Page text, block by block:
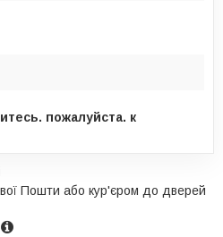
пожалуйста. к
Пошти або кур'єром до дверей